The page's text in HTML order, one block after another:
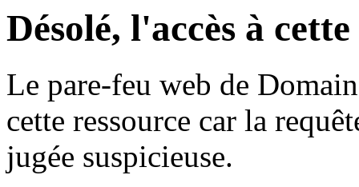
Désolé, l'accès à
Le pare-feu web de
cette ressource car la
jugée suspicieuse.